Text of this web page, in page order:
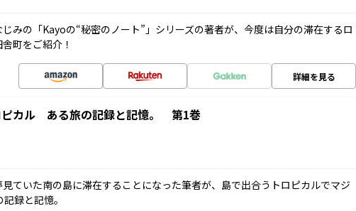
みの「Kayoの“秘密のノート”」シリーズの著者が、今度は自分の滞在するロ
町をご紹介！
詳細を見る
ピカル ある旅の記録と記憶。 第1巻
ていた南の島に滞在することになった筆者が、島で出合うトロピカルでマジ
録と記憶。